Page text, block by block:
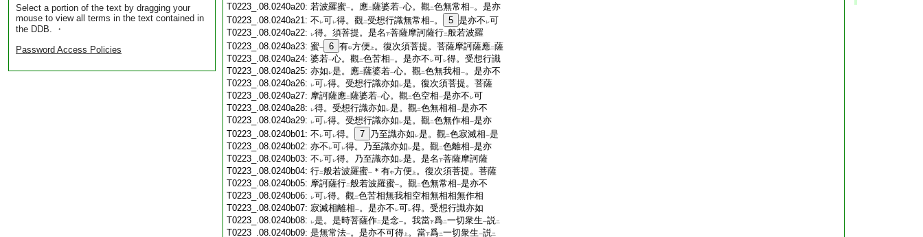
Select a portion of the text by dragging your
mouse to view all terms in the text contained in
the DDB. ・
Password Access Policies
T0223_.08.0240a20: 若波羅蜜一。應二薩婆若一心。觀二色無常相一。是亦
T0223_.08.0240a21: 不 レ可レ得。觀二受想行識無常相一。 5 是亦不 レ可
T0223_.08.0240a22:
レ得。須菩提。是名 下菩薩摩訶薩行二般若波羅
T0223_.08.0240a23: 蜜一 6 有中方便 上 。復次須菩提。菩薩摩訶薩應二薩
T0223_.08.0240a24: 婆若一心。觀二色苦相一。是亦不 レ可レ得。受想行識
T0223_.08.0240a25: 亦如 レ是。應二薩婆若一心。觀二色無我相一。是亦不
T0223_.08.0240a26:
レ可レ得。受想行識亦如 レ是。復次須菩提。菩薩
T0223_.08.0240a27: 摩訶薩應二薩婆若一心。觀二色空相一是亦不 レ可
T0223_.08.0240a28:
レ得。受想行識亦如 レ是。觀二色無相相一是亦不
T0223_.08.0240a29:
レ可レ得。受想行識亦如 レ是。觀二色無作相一是亦
T0223_.08.0240b01: 不 レ可レ得。 7 乃至識亦如 レ是。觀二色寂滅相一是
T0223_.08.0240b02: 亦不 レ可レ得。乃至識亦如 レ是。觀二色離相一是亦
T0223_.08.0240b03: 不 レ可レ得。乃至識亦如 レ是。是名 下菩薩摩訶薩
T0223_.08.0240b04: 行二般若波羅蜜一 ＊有中方便 上 。復次須菩提。菩薩
T0223_.08.0240b05: 摩訶薩行二般若波羅蜜一。觀二色無常相一是亦不
T0223_.08.0240b06:
レ可レ得。觀二色苦相無我相空相無相相無作相
T0223_.08.0240b07: 寂滅相離相一。是亦不 レ可レ得。受想行識亦如
T0223_.08.0240b08:
レ是。是時菩薩作二是念一。我當下爲二一切衆生一説二
T0223_.08.0240b09: 是無常法一。是亦不可得 上 。當下爲二一切衆生一説二